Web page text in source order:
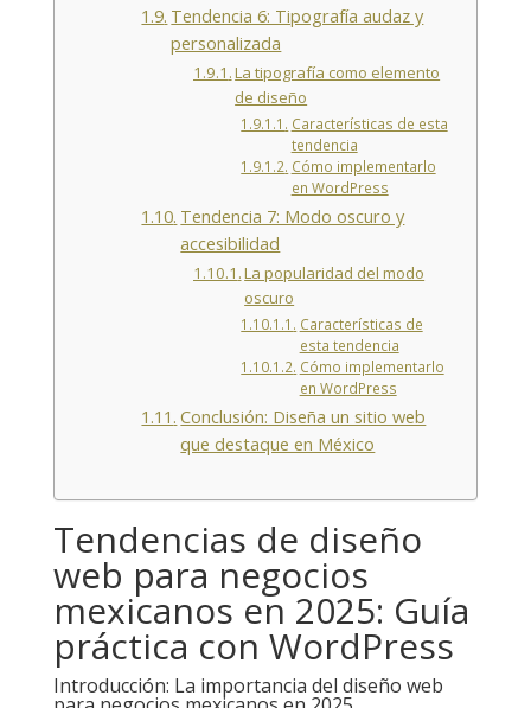
Tendencia 6: Tipografía audaz y
personalizada
La tipografía como elemento
de diseño
Características de esta
tendencia
Cómo implementarlo
en WordPress
Tendencia 7: Modo oscuro y
accesibilidad
La popularidad del modo
oscuro
Características de
esta tendencia
Cómo implementarlo
en WordPress
Conclusión: Diseña un sitio web
que destaque en México
Tendencias de diseño
web para negocios
mexicanos en 2025: Guía
práctica con WordPress
Introducción: La importancia del diseño web